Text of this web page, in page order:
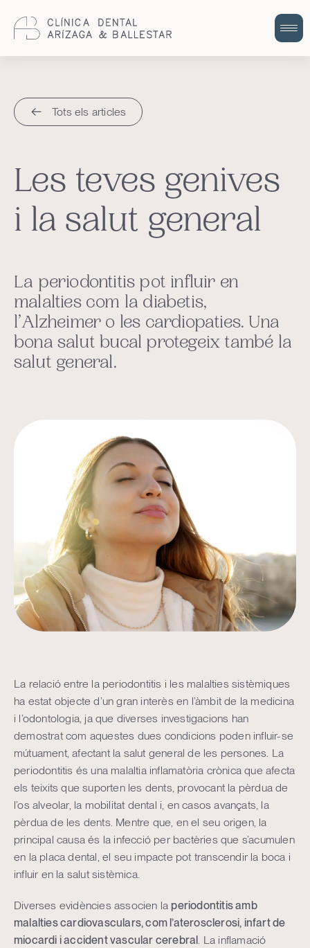
Tots els articles
Les teves genives
i la salut general
La periodontitis pot influir en
malalties com la diabetis,
l’Alzheimer o les cardiopaties. Una
bona salut bucal protegeix també la
salut general.
La relació entre la periodontitis i les malalties sistèmiques
ha estat objecte d’un gran interès en l’àmbit de la medicina
i l’odontologia, ja que diverses investigacions han
demostrat com aquestes dues condicions poden influir-se
mútuament, afectant la salut general de les persones. La
periodontitis és una malaltia inflamatòria crònica que afecta
els teixits que suporten les dents, provocant la pèrdua de
l’os alveolar, la mobilitat dental i, en casos avançats, la
pèrdua de les dents. Mentre que, en el seu origen, la
principal causa és la infecció per bactèries que s’acumulen
en la placa dental, el seu impacte pot transcendir la boca i
influir en la salut sistèmica.
Diverses evidències associen la periodontitis amb
malalties cardiovasculars, com l’aterosclerosi, infart de
miocardi i accident vascular cerebral. La inflamació